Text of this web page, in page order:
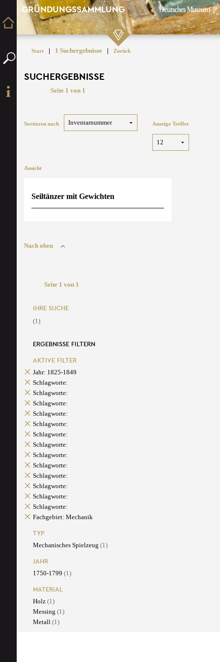
GRÜNDUNGSSAMMLUNG
Start | 1 Suchergebnisse | Zurück
SUCHERGEBNISSE
Seite 1 von 1
Sortieren nach Anzeige Treffer
Ansicht
Seiltänzer mit Gewichten
Nach oben
Seite 1 von 1
IHRE SUCHE
(1)
ERGEBNISSE FILTERN
AKTIVE FILTER
Jahr: 1825-1849
Schlagworte:
Schlagworte:
Schlagworte:
Schlagworte:
Schlagworte:
Schlagworte:
Schlagworte:
Schlagworte:
Schlagworte:
Schlagworte:
Schlagworte:
Schlagworte:
Schlagworte:
Fachgebiet: Mechanik
TYP
Mechanisches Spielzeug (1)
JAHR
1750-1799 (1)
MATERIAL
Holz (1)
Messing (1)
Metall (1)